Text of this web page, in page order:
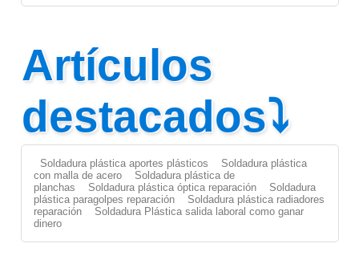
Artículos
destacados⤵
Soldadura plástica aportes plásticos
Soldadura plástica
con malla de acero
Soldadura plástica de
planchas
Soldadura plástica óptica reparación
Soldadura
plástica paragolpes reparación
Soldadura plástica radiadores
reparación
Soldadura Plástica salida laboral como ganar
dinero